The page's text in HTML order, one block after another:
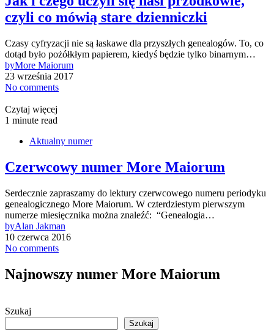
czyli co mówią stare dzienniczki
Czasy cyfryzacji nie są łaskawe dla przyszłych genealogów. To, co
dotąd było pożółkłym papierem, kiedyś będzie tylko binarnym…
byMore Maiorum
23 września 2017
No comments
Czytaj więcej
1 minute read
Aktualny numer
Czerwcowy numer More Maiorum
Serdecznie zapraszamy do lektury czerwcowego numeru periodyku
genealogicznego More Maiorum. W czterdziestym pierwszym
numerze miesięcznika można znaleźć: “Genealogia…
byAlan Jakman
10 czerwca 2016
No comments
Najnowszy numer More Maiorum
Szukaj
Szukaj